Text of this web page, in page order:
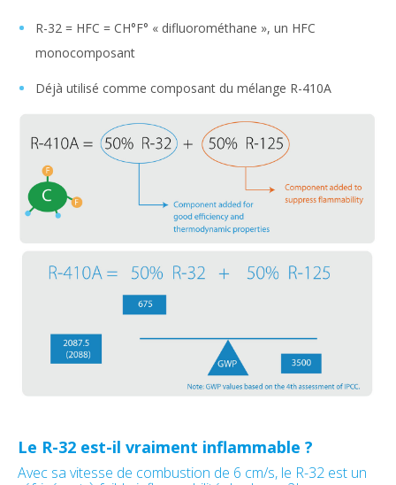
R-32 = HFC = CH°F° « difluorométhane », un HFC
monocomposant
Déjà utilisé comme composant du mélange R-410A
Le R-32 est-il vraiment inflammable ?
Avec sa vitesse de combustion de 6 cm/s, le R-32 est un